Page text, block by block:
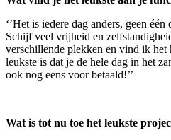
‘’Het is iedere dag anders, geen
Schijf veel vrijheid en
verschillende plekken en vind ik
leukste is dat je de hele dag in het
ook nog eens voor betaald!’’
Wat is tot nu toe het leukste